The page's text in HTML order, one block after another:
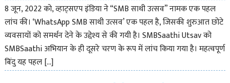
8 जून, 2022 को, व्हाट्सएप इंडिया ने “SMB साथी उत्सव” नामक एक पहल
लांच की। ‘WhatsApp SMB साथी उत्सव’ एक पहल है, जिसकी शुरुआत छोटे
व्यवसायों को समर्थन देने के उद्देश्य से की गयी है। SMBSaathi Utsav को
SMBSaathi अभियान के ही दूसरे चरण के रूप में लांच किया गया है। महत्वपूर्ण
बिंदु यह पहल […]